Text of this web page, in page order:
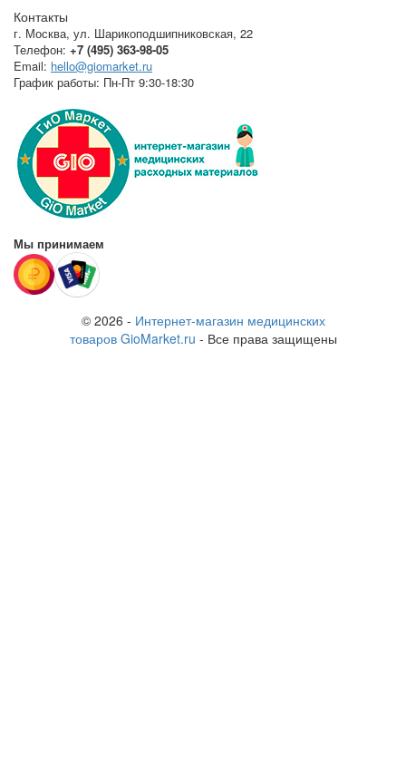
Контакты
г. Москва, ул. Шарикоподшипниковская, 22
Телефон: +7 (495) 363-98-05
Email: hello@giomarket.ru
График работы: Пн-Пт 9:30-18:30
Мы принимаем
© 2026 - Интернет-магазин медицинских
товаров GioMarket.ru - Все права защищены